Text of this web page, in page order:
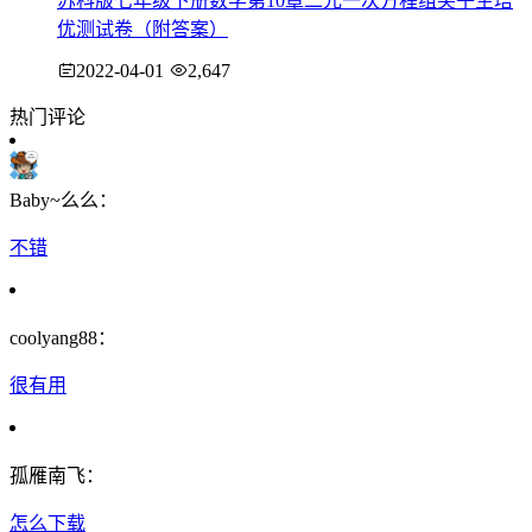
优测试卷（附答案）
2022-04-01 2,647
热门评论
Baby~么么：
不错
coolyang88：
很有用
孤雁南飞：
怎么下载